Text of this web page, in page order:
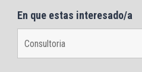
En que estas interesado/a